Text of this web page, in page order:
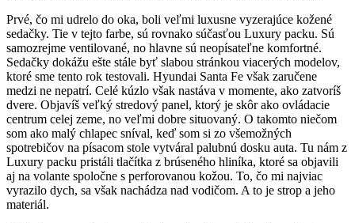
Prvé, čo mi udrelo do oka, boli veľmi luxusne vyzerajúce kožené
sedačky. Tie v tejto farbe, sú rovnako súčasťou Luxury packu. Sú
samozrejme ventilované, no hlavne sú neopísateľne komfortné.
Sedačky dokážu ešte stále byť slabou stránkou viacerých modelov,
ktoré sme tento rok testovali. Hyundai Santa Fe však zaručene
medzi ne nepatrí. Celé kúzlo však nastáva v momente, ako zatvoríš
dvere. Objavíš veľký stredový panel, ktorý je skôr ako ovládacie
centrum celej zeme, no veľmi dobre situovaný. O takomto niečom
som ako malý chlapec sníval, keď som si zo všemožných
spotrebičov na písacom stole vytváral palubnú dosku auta. Tu nám z
Luxury packu pristáli tlačítka z brúseného hliníka, ktoré sa objavili
aj na volante spoločne s perforovanou kožou. To, čo mi najviac
vyrazilo dych, sa však nachádza nad vodičom. A to je strop a jeho
materiál.